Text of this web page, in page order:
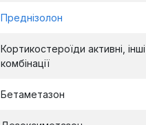
Преднізолон
Кортикостероїди активні, інші
комбінації
Бетаметазон